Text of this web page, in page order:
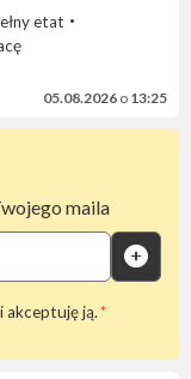
etat
05.08.2026 o 13:25
maila
i akceptuję ją.